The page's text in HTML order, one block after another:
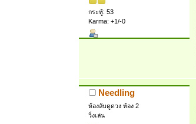
กระทู้: 53
Karma: +1/-0
Needling
ห้องลับดูดวง ห้อง 2
วิ่งเล่น